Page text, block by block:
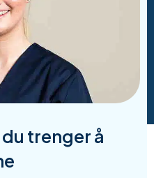
trenger å